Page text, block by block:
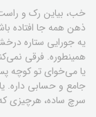
خب، بیاین رک و
ذهن همه جا افتاده
یه جورایی ستاره
همینطوره. فرقی
یا می‌خوای تو کوچه
جامع و حسابی داره.
سرچ ساده، هرچیزی